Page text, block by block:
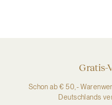
Gratis-
Schon ab € 50,-
Deutschlands